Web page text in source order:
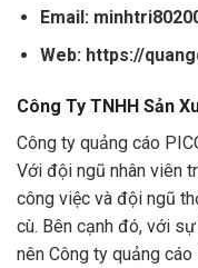
Email:
Web: https://
Công Ty TNHH Sản
Công ty quảng cáo
Với đội ngũ nhân viên
công việc và đội ngũ
cù. Bên cạnh đó, với
nên Công ty quảng